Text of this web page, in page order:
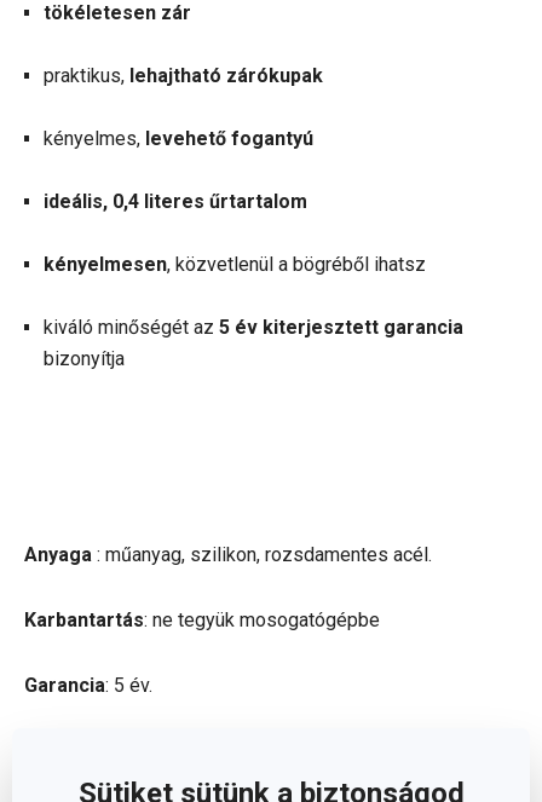
Sütiket sütünk a biztonságod
tökéletesen zár
praktikus, lehajtható zárókupak
kényelmes, levehető fogantyú
ideális, 0,4 literes űrtartalom
kényelmesen, közvetlenül a bögréből ihatsz
kiváló minőségét az 5 év kiterjesztett garancia
bizonyítja
Anyaga : műanyag, szilikon, rozsdamentes acél.
Karbantartás: ne tegyük mosogatógépbe
Garancia: 5 év.
Gyártó: TESCOMA s. r. o., U Tescomy 241, 760 01 Zlín;